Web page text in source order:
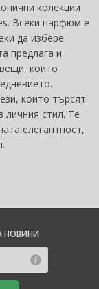
колекции
Всеки парфюм е
да избере
предлага и
които
които търсят
личния стил. Те
елегантност,
НОВИНИ